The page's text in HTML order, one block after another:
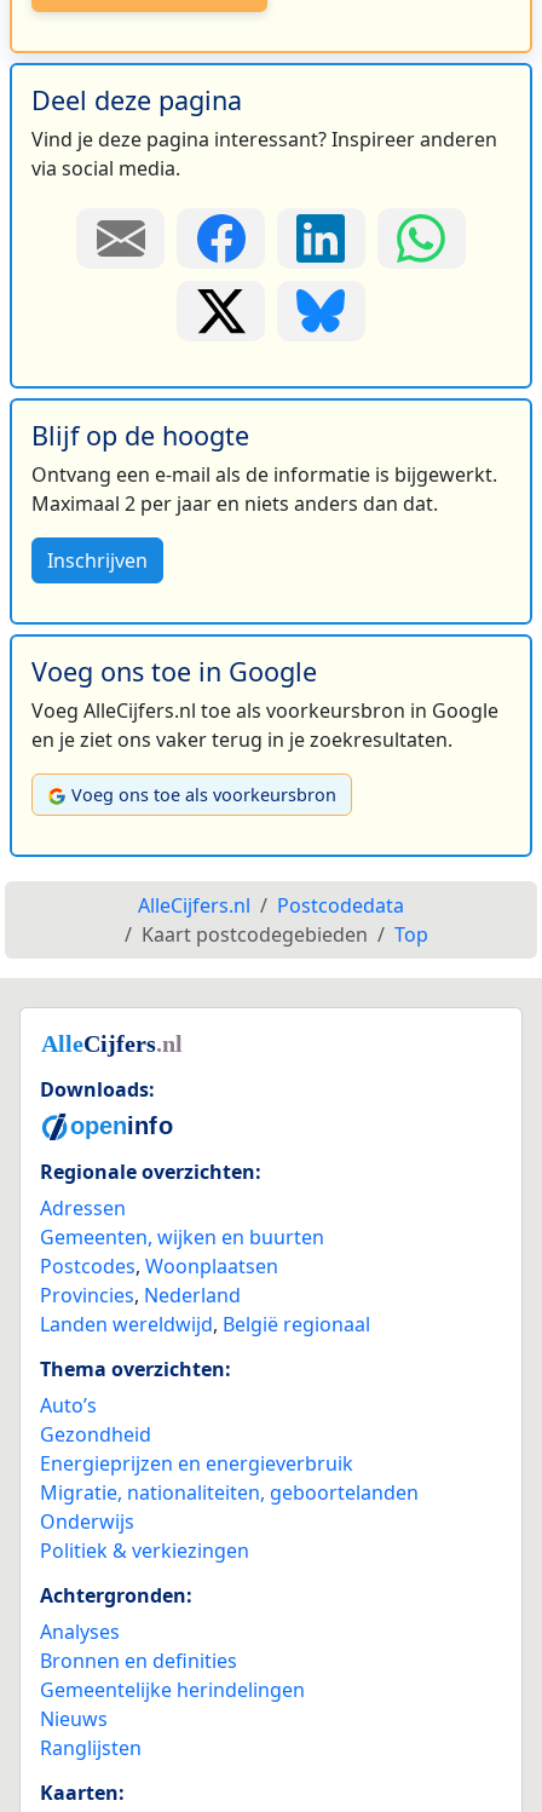
Deel deze pagina
Vind je deze pagina interessant? Inspireer anderen
via social media.
Blijf op de hoogte
Ontvang een e-mail als de informatie is bijgewerkt.
Maximaal 2 per jaar en niets anders dan dat.
Inschrijven
Voeg ons toe in Google
Voeg AlleCijfers.nl toe als voorkeursbron in Google
en je ziet ons vaker terug in je zoekresultaten.
Voeg ons toe als voorkeursbron
AlleCijfers.nl
Postcodedata
Kaart postcodegebieden
Top
Downloads:
Regionale overzichten:
Adressen
Gemeenten, wijken en buurten
Postcodes, Woonplaatsen
Provincies, Nederland
Landen wereldwijd, België regionaal
Thema overzichten:
Auto’s
Gezondheid
Energieprijzen en energieverbruik
Migratie, nationaliteiten, geboortelanden
Onderwijs
Politiek & verkiezingen
Achtergronden:
Analyses
Bronnen en definities
Gemeentelijke herindelingen
Nieuws
Ranglijsten
Kaarten: